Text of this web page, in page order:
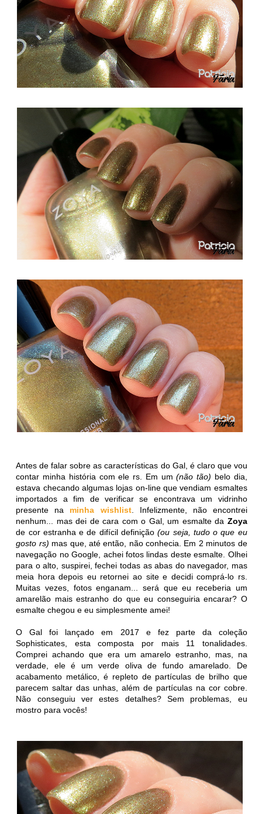
Antes de falar sobre as características do Gal, é claro que vou
contar minha história com ele rs. Em um(não tão) belo dia,
estava checando algumas lojas on-line que vendiam esmaltes
importados a fim de verificar se encontrava um vidrinho
presente na minha wishlist. Infelizmente, não encontrei
nenhum... mas dei de cara com o Gal, um esmalte da Zoya
de cor estranha e de difícil definição (ou seja, tudo o que eu
gosto rs) mas que, até então, não conhecia. Em 2 minutos de
navegação no Google, achei fotos lindas deste esmalte. Olhei
para o alto, suspirei, fechei todas as abas do navegador, mas
meia hora depois eu retornei ao site e decidi comprá-lo rs.
Muitas vezes, fotos enganam... será que eu receberia um
amarelão mais estranho do que eu conseguiria encarar? O
esmalte chegou e eu simplesmente amei!
O Gal foi lançado em 2017 e fez parte da coleção
Sophisticates, esta composta por mais 11 tonalidades.
Comprei achando que era um amarelo estranho, mas, na
verdade, ele é um verde oliva de fundo amarelado. De
acabamento metálico, é repleto de partículas de brilho que
parecem saltar das unhas, além de partículas na cor cobre.
Não conseguiu ver estes detalhes? Sem problemas, eu
mostro para vocês!